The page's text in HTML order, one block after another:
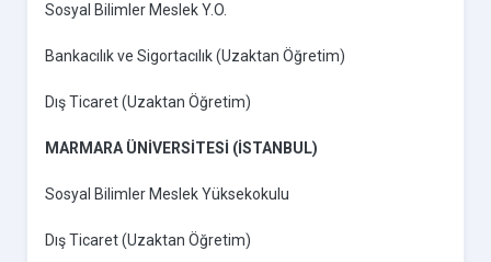
Sosyal Bilimler Meslek Y.O.
Bankacılık ve Sigortacılık (Uzaktan Öğretim)
Dış Ticaret (Uzaktan Öğretim)
MARMARA ÜNİVERSİTESİ (İSTANBUL)
Sosyal Bilimler Meslek Yüksekokulu
Dış Ticaret (Uzaktan Öğretim)